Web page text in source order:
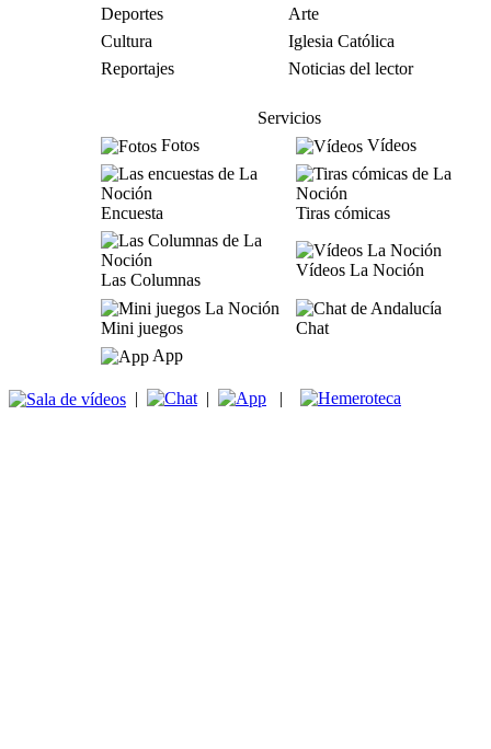
Deportes
Arte
Cultura
Iglesia Católica
Reportajes
Noticias del lector
Servicios
Fotos
Vídeos
Encuesta Tiras cómicas
Las Columnas
Vídeos La Noción
Mini juegos
Chat
App
| | |